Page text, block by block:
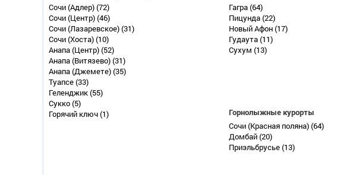
Сочи (Адлер)(72)
Сочи (Центр)(46)
Сочи (Лазаревское)(31)
Сочи (Хоста)(10)
Анапа (Центр)(52)
Анапа (Витязево)(31)
Анапа (Джемете)(35)
Туапсе(33)
Геленджик(55)
Сукко(5)
Горячий ключ(1)
Гагра(64)
Пицунда(22)
Новый Афон(17)
Гудаута(11)
Сухум (13)
Горнолыжные курорты
Сочи (Красная поляна)(64)
Домбай(20)
Приэльбрусье(13)